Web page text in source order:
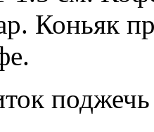
Коньяк